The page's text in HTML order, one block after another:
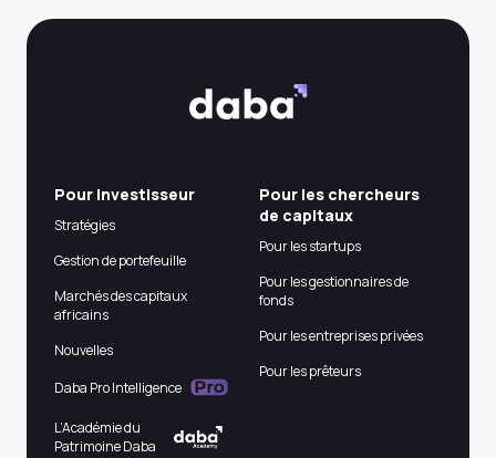
Pour Investisseur
Stratégies
Gestion de portefeuille
Marchés des capitaux
africains
Nouvelles
Daba Pro Intelligence
L’Académie du
Patrimoine Daba
Pour les chercheurs
de capitaux
Pour les startups
Pour les gestionnaires de
fonds
Pour les entreprises privées
Pour les prêteurs